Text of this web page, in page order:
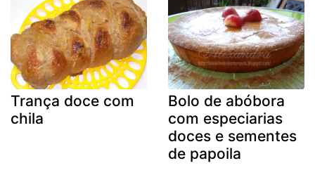
Trança doce com
chila
Bolo de abóbora
com especiarias
doces e sementes
de papoila